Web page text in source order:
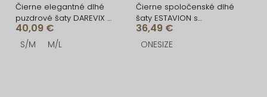
Čierne elegantné dlhé
puzdrové šaty DAREVIX s
rázporkom
40,09 €
S/M M/L
Čierne spoločenské dlhé
šaty ESTAVION s
prestrihmi
36,49 €
ONESIZE